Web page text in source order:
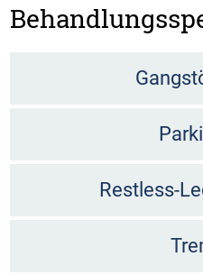
Restless-